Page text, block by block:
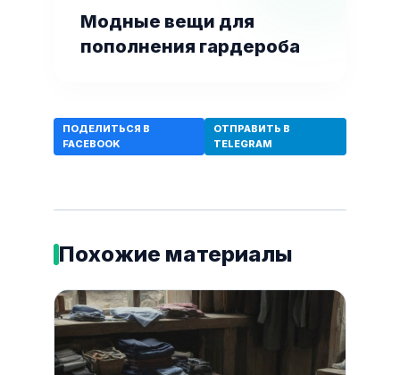
Модные вещи для
пополнения гардероба
ПОДЕЛИТЬСЯ В
FACEBOOK
ОТПРАВИТЬ В
TELEGRAM
Похожие материалы